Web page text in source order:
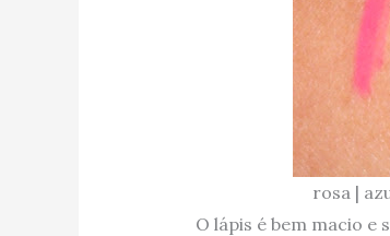
rosa |
O lápis é bem macio e